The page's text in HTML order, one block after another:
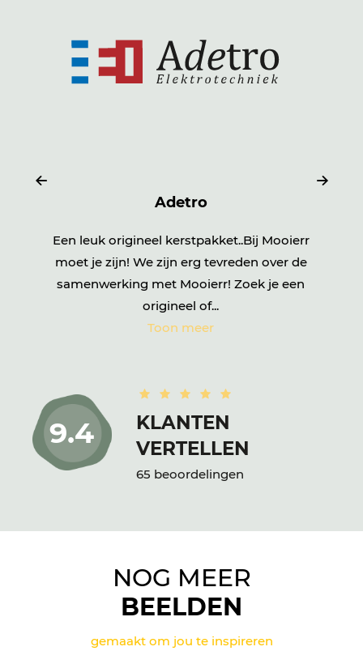
Mooierr
Agiboo
Goede kwalitatieve artikelen, waardoor je
er lang plezier van hebt! Vriendelijk en
laagdrempelig contact, waardoor je al
snel...
Toon meer
9.4
KLANTEN
VERTELLEN
65 beoordelingen
NOG MEER
BEELDEN
gemaakt om jou te inspireren